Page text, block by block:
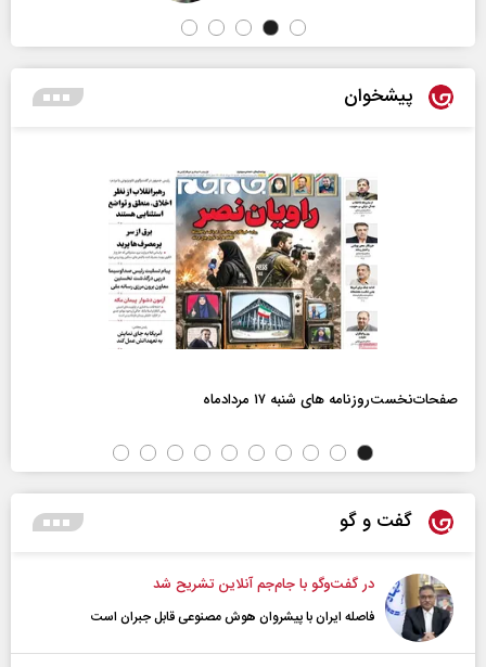
پیشخوان
صفحات‌نخست‌روزنامه ها‌ی شنبه ۱۷ مردادماه
گفت و گو
در گفت‌و‌گو با جام‌جم آنلاین تشریح شد
فاصله ایران با پیشرو‌ان هوش مصنوعی قابل جبران است